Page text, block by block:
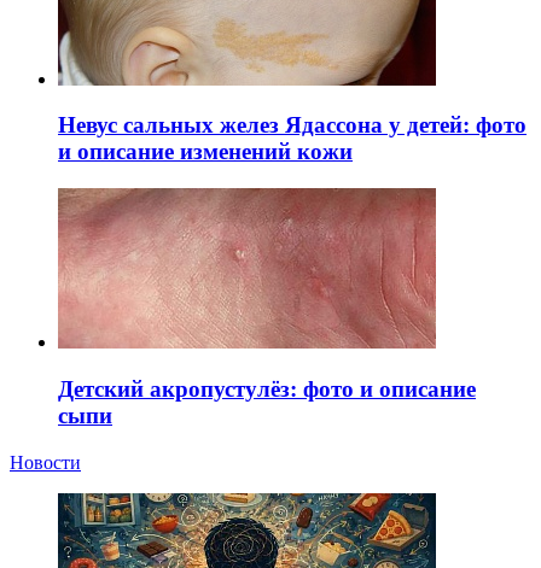
Невус сальных желез Ядассона у детей: фото
и описание изменений кожи
Детский акропустулёз: фото и описание
сыпи
Новости